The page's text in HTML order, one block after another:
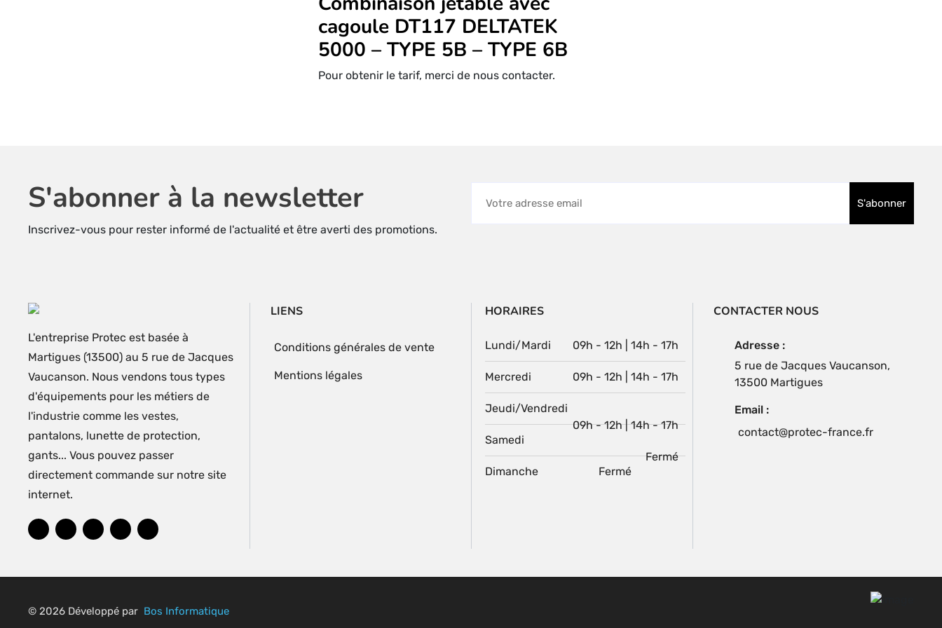
cagoule DT117 DELTATEK
5000 – TYPE 5B – TYPE 6B
Pour obtenir le tarif, merci de nous contacter.
S'abonner à la newsletter
Inscrivez-vous pour rester informé de l'actualité et être averti des promotions.
L'entreprise Protec est basée à
Martigues (13500) au 5 rue de Jacques
Vaucanson. Nous vendons tous types
d'équipements pour les métiers de
l'industrie comme les vestes,
pantalons, lunette de protection,
gants... Vous pouvez passer
directement commande sur notre site
internet.
LIENS
Conditions générales de vente
Mentions légales
HORAIRES
Lundi/Mardi 09h - 12h | 14h - 17h
Mercredi 09h - 12h | 14h - 17h
Jeudi/Vendredi
09h - 12h | 14h - 17h
Samedi
Fermé
Dimanche
Fermé
CONTACTER NOUS
Adresse :
5 rue de Jacques Vaucanson,
13500 Martigues
Email :
contact@protec-france.fr
© 2026 Développé par Bos Informatique